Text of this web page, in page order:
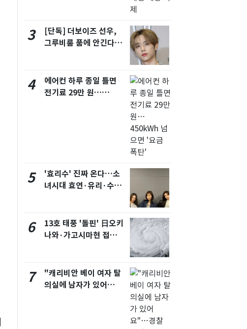
3
[단독] 더보이즈 선우,
그루비룸 품에 안긴다…
4
에어컨 하루 종일 틀면
전기료 29만 원…
5
'효리수' 진짜 온다…소
녀시대 효연·유리·수영
6
13호 태풍 '돌핀' 日오키
나와·가고시마현 접
7
"캐리비안 베이 여자 탈
의실에 남자가 있어